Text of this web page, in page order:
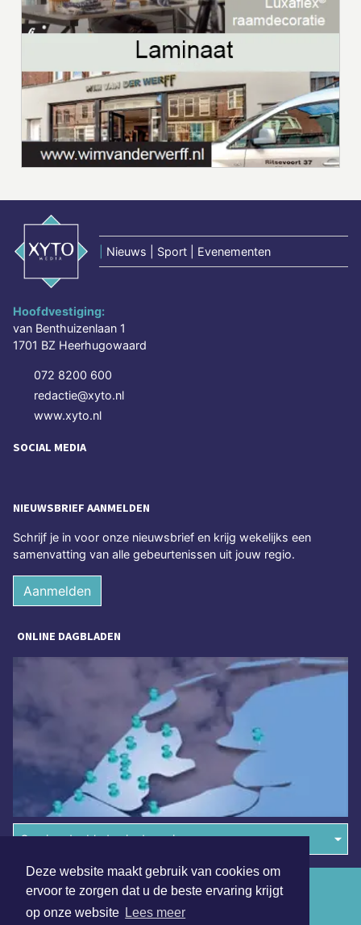
Deze website maakt gebruik van cookies om
ervoor te zorgen dat u de beste ervaring krijgt
op onze website Lees meer
Nieuws | Sport | Evenementen
Hoofdvestiging:
van Benthuizenlaan 1
1701 BZ Heerhugowaard
072 8200 600
redactie@xyto.nl
www.xyto.nl
SOCIAL MEDIA
NIEUWSBRIEF AANMELDEN
Schrijf je in voor onze nieuwsbrief en krijg wekelijks een
samenvatting van alle gebeurtenissen uit jouw regio.
Aanmelden
ONLINE DAGBLADEN
Overige dagbladen in de regio
Algemene voorwaarden
Disclaimer